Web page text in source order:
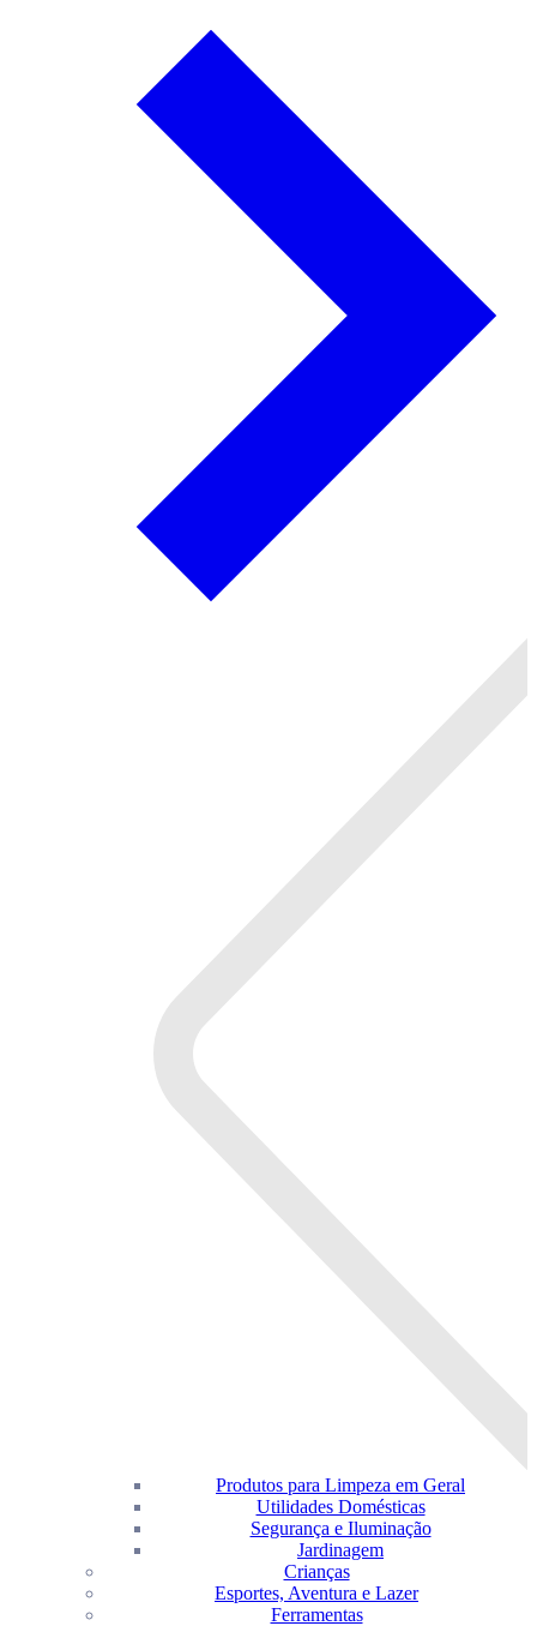
Produtos para Limpeza em Geral
Utilidades Domésticas
Segurança e Iluminação
Jardinagem
Crianças
Esportes, Aventura e Lazer
Ferramentas